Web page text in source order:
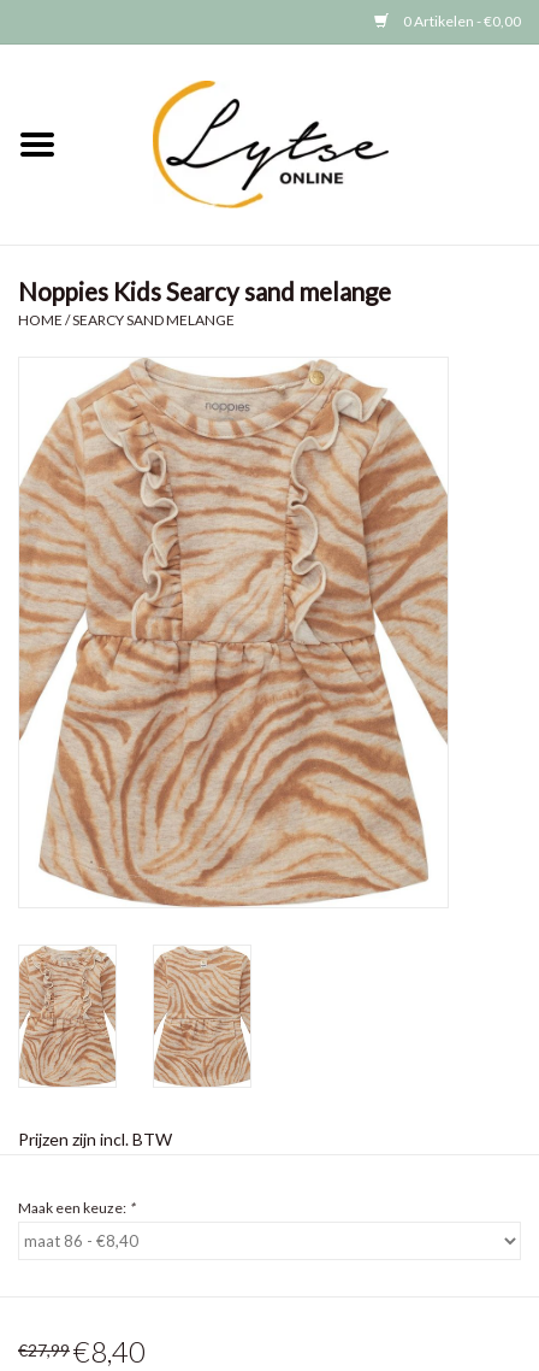
0 Artikelen - €0,00
Meisjes
GRATIS VERZENDEN (vanaf EUR
15)
Noppies Kids Searcy sand melange
HOME /SEARCY SAND MELANGE
Prijzen zijn incl. BTW
Maak een keuze: *
€27,99€8,40